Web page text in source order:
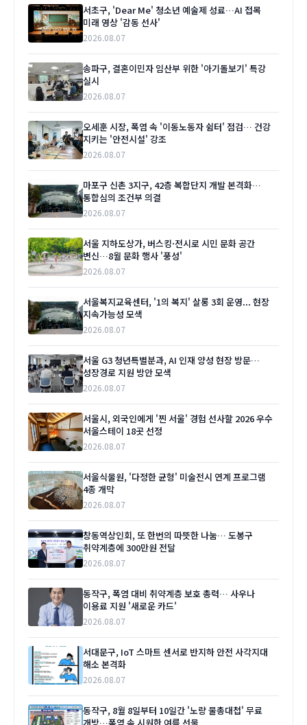
서초구, 'Dear Me' 청소년 예술제 성료…AI 접목
미래 영상 '감동 선사'
2026.08.07
송파구, 결혼이민자 임산부 위한 '아기돌보기' 특강
실시
2026.08.07
오세훈 시장, 폭염 속 '이동노동자 쉼터' 점검… 건강
지키는 '안전시설' 강조
2026.08.07
마포구 신촌 3지구, 42층 복합단지 개발 본격화…
통합심의 조건부 의결
2026.08.07
서울 지하도상가, 버스킹·전시로 시민 문화 공간
변신…8월 문화 행사 '풍성'
2026.08.07
서울복지교육센터, '1의 복지' 살롱 3회 운영... 현장
지속가능성 모색
2026.08.07
서울 G3 청년특별분과, AI 인재 양성 현장 방문…
성장경로 지원 방안 모색
2026.08.07
서울시, 외국인에게 '찐 서울' 경험 선사할 2026 우수
서울스테이 18곳 선정
2026.08.07
서울식물원, '다정한 균형' 미술전시 연계 프로그램
4종 개막
2026.08.07
창동역상인회, 또 한번의 따뜻한 나눔… 도봉구
취약계층에 300만원 전달
2026.08.07
동작구, 폭염 대비 취약계층 보호 총력… 사우나
이용료 지원 '새로운 카드'
2026.08.07
서대문구, IoT 스마트 센서로 반지하 안전 사각지대
해소 본격화
2026.08.07
동작구, 8월 8일부터 10일간 '노량 물총대첩' 무료